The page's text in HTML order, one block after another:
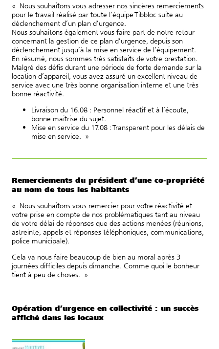
« Nous souhaitons vous adresser nos sincères remerciements
pour le travail réalisé par toute l’équipe Tibbloc suite au
déclenchement d’un plan d’urgence.
Nous souhaitons également vous faire part de notre retour
concernant la gestion de ce plan d’urgence, depuis son
déclenchement jusqu’à la mise en service de l’équipement.
En résumé, nous sommes très satisfaits de votre prestation.
Malgré des défis durant une période de forte demande sur la
location d’appareil, vous avez assuré un excellent niveau de
service avec une très bonne organisation interne et une très
bonne réactivité.
Livraison du 16.08 : Personnel réactif et à l’écoute,
bonne maitrise du sujet.
Mise en service du 17.08 : Transparent pour les délais de
mise en service. »
Remerciements du président d’une co-propriété
au nom de tous les habitants
« Nous souhaitons vous remercier pour votre réactivité et
votre prise en compte de nos problématiques tant au niveau
de votre délai de réponses que des actions menées (réunions,
astreinte, appels et réponses téléphoniques, communications,
police municipale).
Cela va nous faire beaucoup de bien au moral après 3
journées difficiles depuis dimanche. Comme quoi le bonheur
tient à peu de choses. »
Opération d’urgence en collectivité : un succès
affiché dans les locaux